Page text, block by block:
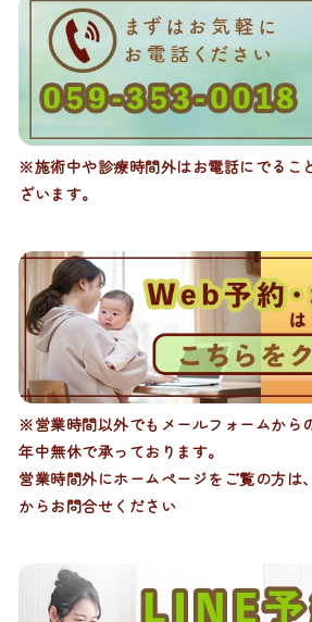
※施術中や診療時間外はお電話にでるこ
ざいます。
※営業時間以外でもメールフォームから
年中無休で承っております。
営業時間外にホームページをご覧の方は
からお問合せください